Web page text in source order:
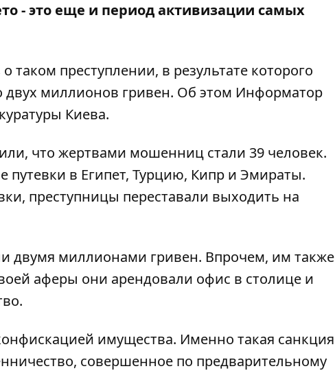
- это еще и период активизации самых
таком преступлении, в результате которого
миллионов гривен. Об этом Информатор
Киева.
что жертвами мошенниц стали 39 человек.
в Египет, Турцию, Кипр и Эмираты.
преступницы переставали выходить на
двумя миллионами гривен. Впрочем, им также
аферы они арендовали офис в столице и
имущества. Именно такая санкция
совершенное по предварительному